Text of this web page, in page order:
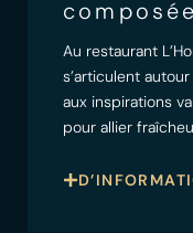
Au restaurant
s’articulent
aux inspirations
pour allier